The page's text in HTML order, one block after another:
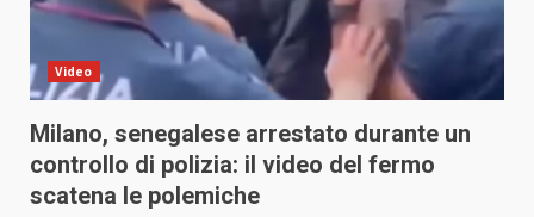
Video
Milano, senegalese arrestato durante un
controllo di polizia: il video del fermo
scatena le polemiche